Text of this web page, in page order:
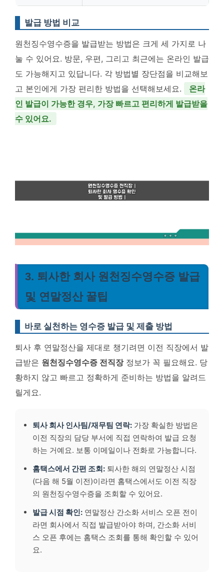
발급 방법 비교
원천징수영수증을 발급받는 방법은 크게 세 가지로 나
눌 수 있어요. 방문, 우편, 그리고 최근에는 온라인 발급
도 가능해지고 있답니다. 각 방법별 장단점을 비교해보
고 본인에게 가장 편리한 방법을 선택해보세요.
온라
인 발급이 가능한 경우, 가장 빠르고 편리하게 발급받을
수 있어요.
3. 퇴사한 회사 원천징수영수증 발급
및 연말정산 꿀팁
바로 실천하는 영수증 발급 및 제출 방법
퇴사 후 연말정산을 제대로 챙기려면 이전 직장에서 발
급받은 원천징수영수증 전직장정보가 꼭 필요해요. 당
황하지 않고 빠르고 정확하게 준비하는 방법을 알려드
릴게요.
퇴사 회사 인사팀/재무팀 연락: 가장 확실한 방법은
이전 직장의 담당 부서에 직접 연락하여 발급 요청
하는 거예요. 보통 이메일이나 전화로 가능합니다.
홈택스에서 간편 조회: 퇴사한 해의 연말정산 시점
(다음 해 5월 이전)이라면 홈택스에서도 이전 직장
의 원천징수영수증을 조회할 수 있어요.
발급 시점 확인: 연말정산 간소화 서비스 오픈 전이
라면 회사에서 직접 발급받아야 하며, 간소화 서비
스 오픈 후에는 홈택스 조회를 통해 확인할 수 있어
요.